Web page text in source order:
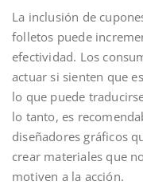
La inclusión de
folletos puede
efectividad. Los
actuar si sienten que
lo que puede
lo tanto, es
diseñadores gráficos
crear materiales que
motiven a la acción.